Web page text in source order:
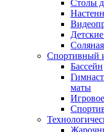
Столы
Спортивный
Бассейн
маты